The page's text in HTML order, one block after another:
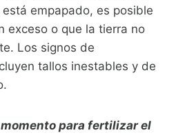
empapado, es posible
exceso o que la tierra no
Los signos de
tallos inestables y de
momento para fertilizar el